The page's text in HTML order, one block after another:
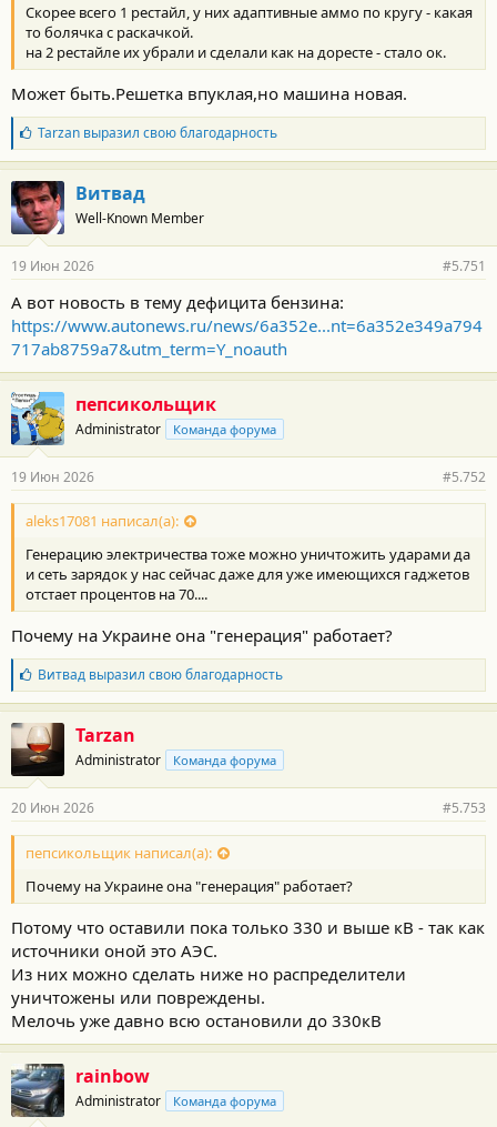
Скорее всего 1 рестайл, у них адаптивные аммо по кругу - какая
то болячка с раскачкой.
на 2 рестайле их убрали и сделали как на доресте - стало ок.
Может быть.Решетка впуклая,но машина новая.
Б
л
а
г
о
д
а
н
с
т
и
Tarzanвыразил свою благодарность
Витвад
Well-Known Member
19 Июн 2026 #5.751
А вот новость в тему дефицита бензина:
https://www.autonews.ru/news/6a352e...nt=6a352e349a794
717ab8759a7&utm_term=Y_noauth
пепсикольщик
Administrator Команда форума
19 Июн 2026 #5.752
aleks17081 написал(а):
Генерацию электричества тоже можно уничтожить ударами да
и сеть зарядок у нас сейчас даже для уже имеющихся гаджетов
отстает процентов на 70....
Почему на Украине она "генерация" работает?
Б
л
а
г
о
д
а
н
о
с
и
:
Витвадвыразил свою благодарность
Tarzan
Administrator Команда форума
20 Июн 2026 #5.753
пепсикольщик написал(а):
Почему на Украине она "генерация" работает?
Потому что оставили пока только 330 и выше кВ - так как
источники оной это АЭС.
Из них можно сделать ниже но распределители
уничтожены или повреждены.
Мелочь уже давно всю остановили до 330кВ
rainbow
Administrator Команда форума